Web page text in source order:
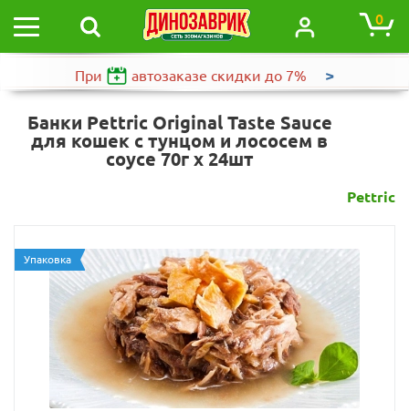
0
При автозаказе скидки до 7% >
Банки Pettric Original Taste Sauce
для кошек с тунцом и лососем в
соусе 70г х 24шт
Pettric
Упаковка